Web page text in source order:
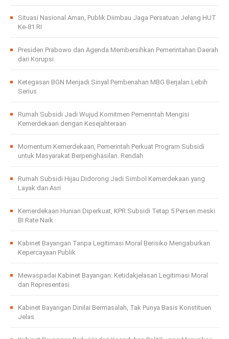
Situasi Nasional Aman, Publik Diimbau Jaga Persatuan Jelang HUT
Ke-81 RI
Presiden Prabowo dan Agenda Membersihkan Pemerintahan Daerah
dari Korupsi
Ketegasan BGN Menjadi Sinyal Pembenahan MBG Berjalan Lebih
Serius
Rumah Subsidi Jadi Wujud Komitmen Pemerintah Mengisi
Kemerdekaan dengan Kesejahteraan
Momentum Kemerdekaan, Pemerintah Perkuat Program Subsidi
untuk Masyarakat Berpenghasilan. Rendah
Rumah Subsidi Hijau Didorong Jadi Simbol Kemerdekaan yang
Layak dan Asri
Kemerdekaan Hunian Diperkuat, KPR Subsidi Tetap 5 Persen meski
BI Rate Naik
Kabinet Bayangan Tanpa Legitimasi Moral Berisiko Mengaburkan
Kepercayaan Publik
Mewaspadai Kabinet Bayangan: Ketidakjelasan Legitimasi Moral
dan Representasi
Kabinet Bayangan Dinilai Bermasalah, Tak Punya Basis Konstituen
Jelas